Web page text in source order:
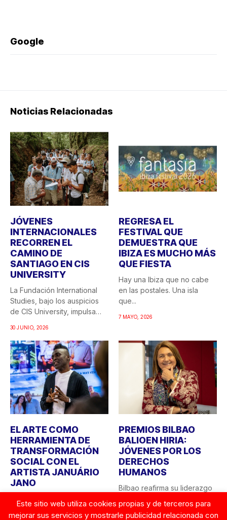
Google
Noticias Relacionadas
JÓVENES
INTERNACIONALES
RECORREN EL
CAMINO DE
SANTIAGO EN CIS
UNIVERSITY
La Fundación International
Studies, bajo los auspicios
de CIS University, impulsa
30 JUNIO, 2026
REGRESA EL
FESTIVAL QUE
DEMUESTRA QUE
IBIZA ES MUCHO MÁS
QUE FIESTA
Hay una Ibiza que no cabe
en las postales. Una isla
que...
7 MAYO, 2026
EL ARTE COMO
HERRAMIENTA DE
TRANSFORMACIÓN
SOCIAL CON EL
ARTISTA JANUÁRIO
JANO
Robert F. Kennedy Human
PREMIOS BILBAO
BALIOEN HIRIA:
JÓVENES POR LOS
DERECHOS
HUMANOS
Bilbao reafirma su liderazgo
con los valores
Este sitio web utiliza cookies propias y de terceros para
mejorar sus servicios y mostrarle publicidad relacionada con